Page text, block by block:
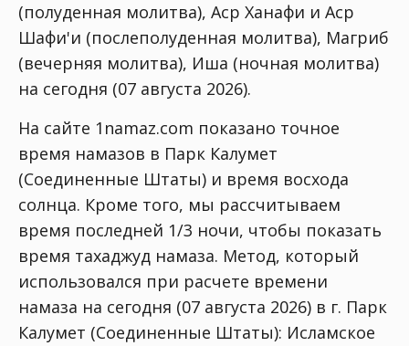
(полуденная молитва), Аср Ханафи и Аср
Шафи'и (послеполуденная молитва), Магриб
(вечерняя молитва), Иша (ночная молитва)
на сегодня (07 августа 2026).
На сайте 1namaz.com показано точное
время намазов в Парк Калумет
(Соединенные Штаты) и время восхода
солнца. Кроме того, мы рассчитываем
время последней 1/3 ночи, чтобы показать
время тахаджуд намаза. Метод, который
использовался при расчете времени
намаза на сегодня (07 августа 2026) в г. Парк
Калумет (Соединенные Штаты): Исламское